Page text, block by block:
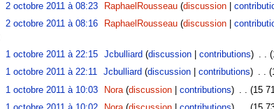
2 octobre 2011 à 08:23‎ RaphaelRousseau (discussion |
2 octobre 2011 à 08:16‎ RaphaelRousseau (discussion |
1 octobre 2011 à 22:15‎ Jcbulliard (discussion |contributions) . .
1 octobre 2011 à 22:11‎ Jcbulliard (discussion |contributions) . .
1 octobre 2011 à 10:03‎ Nora (discussion |contributions) (15